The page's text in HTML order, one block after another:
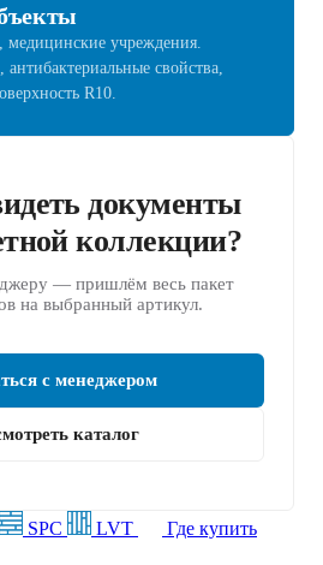
учреждения.
свойства,
R10.
документы
коллекции?
— пришлём весь пакет
на выбранный артикул.
с менеджером
каталог
SPC LVT
Где купить